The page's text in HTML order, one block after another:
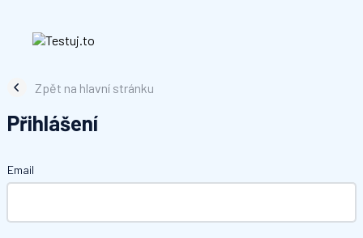
Zpět na hlavní stránku
Přihlášení
Email